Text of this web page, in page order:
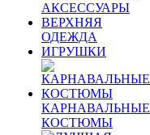
АКСЕССУАРЫ
ВЕРХНЯЯ
ОДЕЖДА
ИГРУШКИ
КАРНАВАЛЬНЫЕ
КОСТЮМЫ